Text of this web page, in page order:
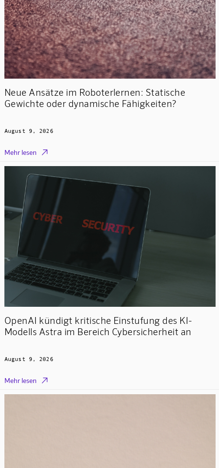
Neue Ansätze im Roboterlernen: Statische
Gewichte oder dynamische Fähigkeiten?
August 9, 2026
Mehr lesen 
OpenAI kündigt kritische Einstufung des KI-
Modells Astra im Bereich Cybersicherheit an
August 9, 2026
Mehr lesen 